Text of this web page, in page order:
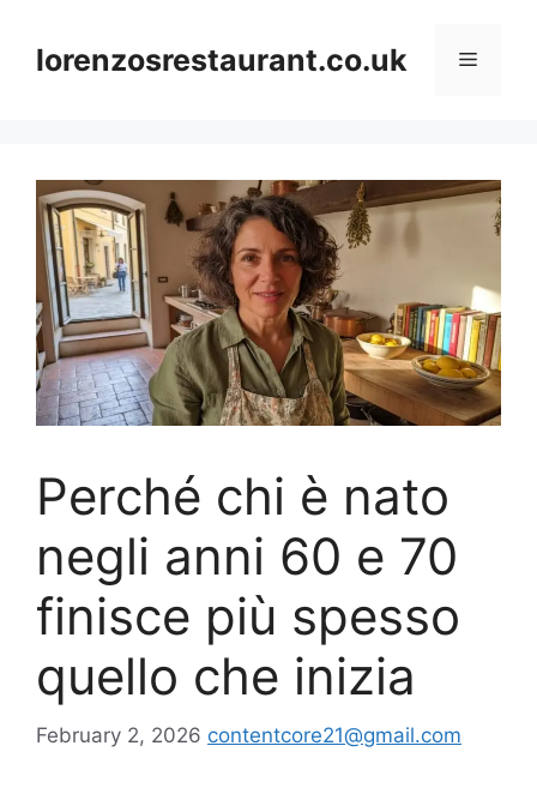
contentlorenzosrestaurant.co.uk Menu
Perché chi è nato
negli anni 60 e 70
finisce più spesso
quello che inizia
February 2, 2026 contentcore21@gmail.com